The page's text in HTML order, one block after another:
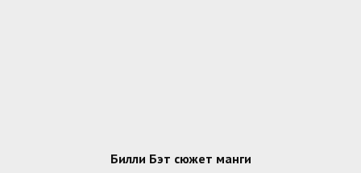
Билли Бэт сюжет манги